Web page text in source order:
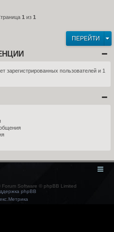
1 из 1
ПЕРЕЙТИ
зарегистрированных пользователей и 1
Forum Software © phpBB Limited
phpBB